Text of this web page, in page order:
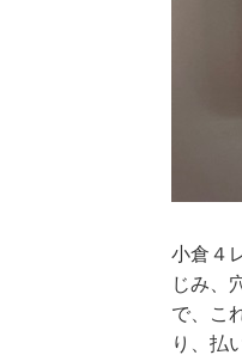
小倉４
じみ、
で、こ
り、払